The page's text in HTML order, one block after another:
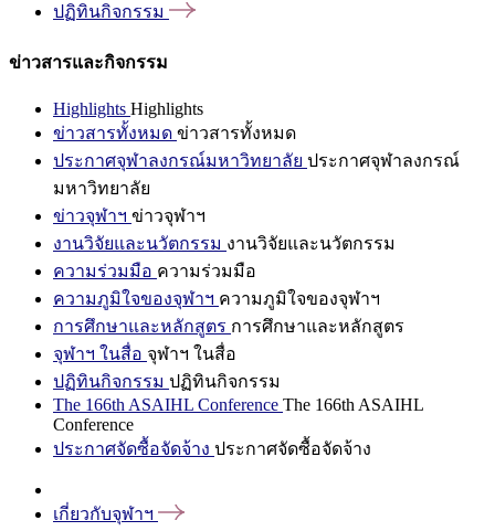
ปฏิทินกิจกรรม
ข่าวสารและกิจกรรม
Highlights Highlights
ข่าวสารทั้งหมด ข่าวสารทั้งหมด
ประกาศจุฬาลงกรณ์มหาวิทยาลัย ประกาศจุฬาลงกรณ์
มหาวิทยาลัย
ข่าวจุฬาฯ ข่าวจุฬาฯ
งานวิจัยและนวัตกรรม งานวิจัยและนวัตกรรม
ความร่วมมือ ความร่วมมือ
ความภูมิใจของจุฬาฯ ความภูมิใจของจุฬาฯ
การศึกษาและหลักสูตร การศึกษาและหลักสูตร
จุฬาฯ ในสื่อ จุฬาฯ ในสื่อ
ปฏิทินกิจกรรม ปฏิทินกิจกรรม
The 166th ASAIHL Conference The 166th ASAIHL
Conference
ประกาศจัดซื้อจัดจ้าง ประกาศจัดซื้อจัดจ้าง
เกี่ยวกับจุฬาฯ